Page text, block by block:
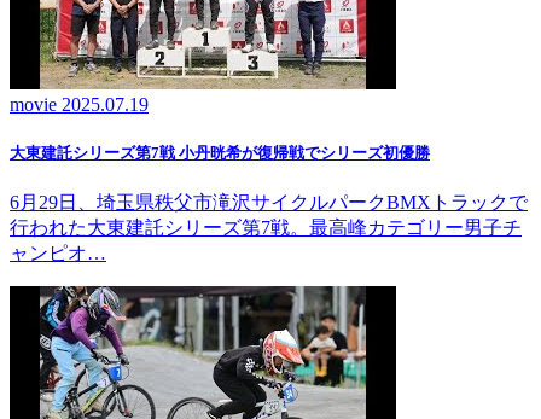
movie 2025.07.19
大東建託シリーズ第7戦 ⼩丹晄希が復帰戦でシリーズ初優勝
6月29日、埼玉県秩父市滝沢サイクルパークBMXトラックで
行われた大東建託シリーズ第7戦。最高峰カテゴリー男子チ
ャンピオ…